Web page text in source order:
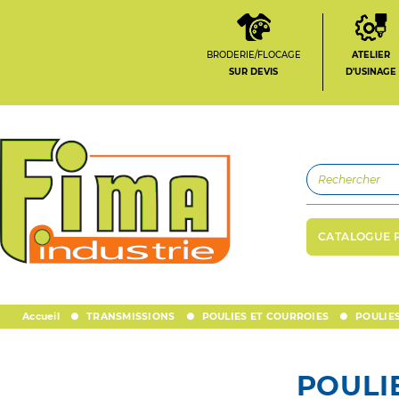
BRODERIE/FLOCAGE
SUR DEVIS
ATELIER
D'USINAGE
CATALOGUE
Accueil TRANSMISSIONS POULIES ET COURROIES